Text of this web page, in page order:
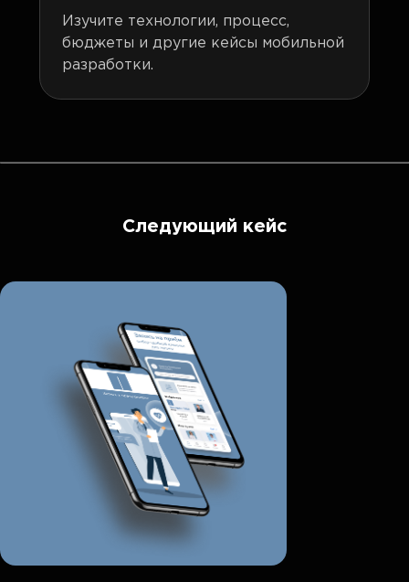
Изучите технологии, процесс,
бюджеты и другие кейсы мобильной
разработки.
Следующий кейс